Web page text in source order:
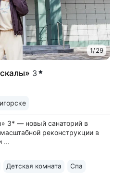
1/29
3
3* — новый санаторий в
реконструкции в
...
Детская комната Спа